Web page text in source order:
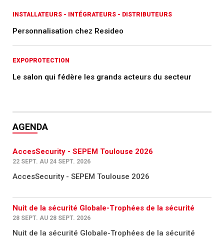
INSTALLATEURS - INTÉGRATEURS - DISTRIBUTEURS
Personnalisation chez Resideo
EXPOPROTECTION
Le salon qui fédère les grands acteurs du secteur
AGENDA
AccesSecurity - SEPEM Toulouse 2026
22 SEPT. AU 24 SEPT. 2026
AccesSecurity - SEPEM Toulouse 2026
Nuit de la sécurité Globale-Trophées de la sécurité
28 SEPT. AU 28 SEPT. 2026
Nuit de la sécurité Globale-Trophées de la sécurité